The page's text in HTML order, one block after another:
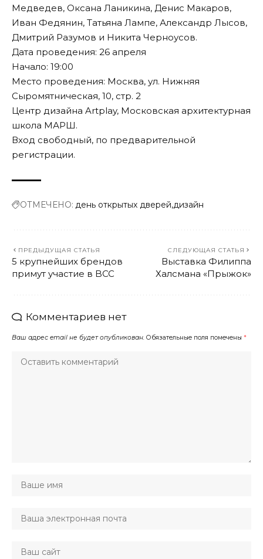
Медведев, Оксана Ланикина, Денис Макаров,
Иван Федянин, Татьяна Лампе, Александр Лысов,
Дмитрий Разумов и Никита Черноусов.
Дата проведения: 26 апреля
Начало: 19:00
Место проведения: Москва, ул. Нижняя
Сыромятническая, 10, стр. 2
Центр дизайна Artplay, Московская архитектурная
школа МАРШ.
Вход свободный, по предварительной
регистрации.
ОТМЕЧЕНО: день открытых дверей дизайн
ПРЕДЫДУЩАЯ СТАТЬЯ
5 крупнейших брендов
примут участие в BCC
СЛЕДУЮЩАЯ СТАТЬЯ
Выставка Филиппа
Халсмана «Прыжок»
Комментариев нет
Ваш адрес email не будет опубликован. Обязательные поля помечены *